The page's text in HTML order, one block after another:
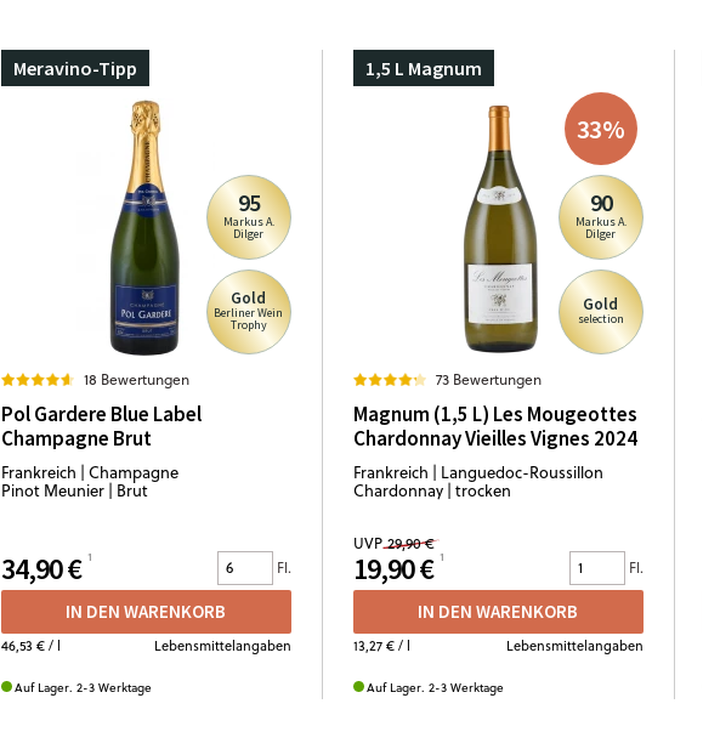
Meravino-Tipp
95
Markus A.
Dilger
Gold
Berliner Wein
Trophy
18 Bewertungen
Pol Gardere Blue Label
Champagne Brut
Frankreich | Champagne
Pinot Meunier | Brut
34,90 € Fl.
IN DEN WARENKORB
46,53 €/ l Lebensmittelangaben
Auf Lager. 2-3 Werktage
1,5 L Magnum
33%
90
Markus A.
Dilger
Gold
selection
73 Bewertungen
Magnum (1,5 L) Les Mougeottes
Chardonnay Vieilles Vignes 2024
Frankreich | Languedoc-Roussillon
Chardonnay | trocken
UVP 29,90 €
19,90 € Fl.
IN DEN WARENKORB
13,27 €/ l Lebensmittelangaben
Auf Lager. 2-3 Werktage